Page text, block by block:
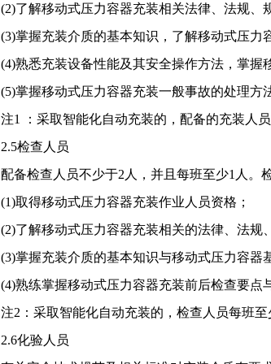
(2)了解移动式压力容器充装相关法律、法规、
(3)掌握充装介质的基本知识，了解移动式压力
(4)熟悉充装设备性能及其安全操作方法，掌握
(5)掌握移动式压力容器充装一般事故的处理方
注1 ：采取智能化自动充装的，配备的充装人
2.5检查人员
配备检查人员不少于2 人，并且每班至少1 人。
(1)取得移动式压力容器充装作业人员资格；
(2)了解移动式压力容器充装相关的法律、法规
(3)掌握充装介质的基本知识与移动式压力容器
(4)熟练掌握移动式压力容器充装前后检查要点
注2 ：采取智能化自动充装的，检查人员每班至
2.6化验人员